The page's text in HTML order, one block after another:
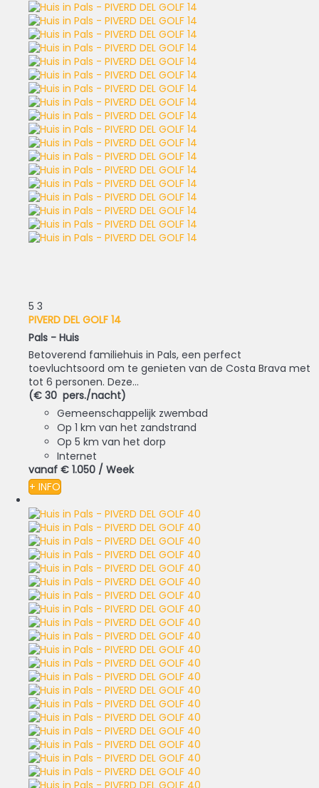
5 3
PIVERD DEL GOLF 14
Pals - Huis
Betoverend familiehuis in Pals, een perfect
toevluchtsoord om te genieten van de Costa Brava met
tot 6 personen. Deze...
(€ 30 pers./nacht)
Gemeenschappelijk zwembad
Op 1 km van het zandstrand
Op 5 km van het dorp
Internet
vanaf € 1.050 / Week
+ INFO